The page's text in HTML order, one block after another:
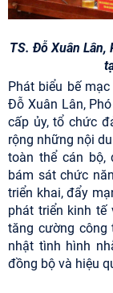
TS. Đỗ Xuân
Phát biểu bế
Đỗ Xuân Lân,
cấp ủy, tổ chức
rộng những nội
toàn thể cán bộ,
bám sát chức
triển khai, đẩy
phát triển kinh
tăng cường công
nhật tình hình
đồng bộ và hiệu